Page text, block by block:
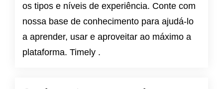
os tipos e níveis de experiência. Conte com
nossa base de conhecimento para ajudá-lo
a aprender, usar e aproveitar ao máximo a
plataforma. Timely .